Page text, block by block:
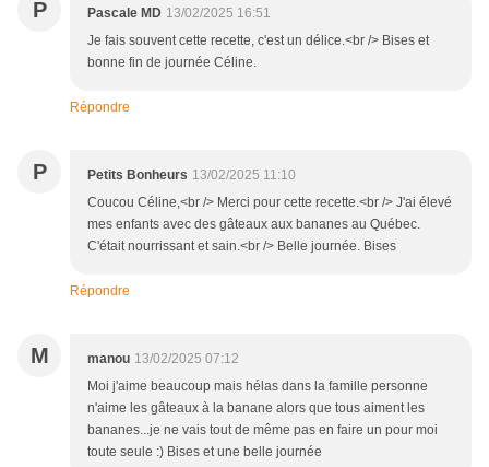
P Pascale MD 13/02/2025 16:51
Je fais souvent cette recette, c'est un délice.<br /> Bises et
bonne fin de journée Céline.
Répondre
P Petits Bonheurs 13/02/2025 11:10
Coucou Céline,<br /> Merci pour cette recette.<br /> J'ai élevé
mes enfants avec des gâteaux aux bananes au Québec.
C'était nourrissant et sain.<br /> Belle journée. Bises
Répondre
M manou 13/02/2025 07:12
Moi j'aime beaucoup mais hélas dans la famille personne
n'aime les gâteaux à la banane alors que tous aiment les
bananes...je ne vais tout de même pas en faire un pour moi
toute seule :) Bises et une belle journée